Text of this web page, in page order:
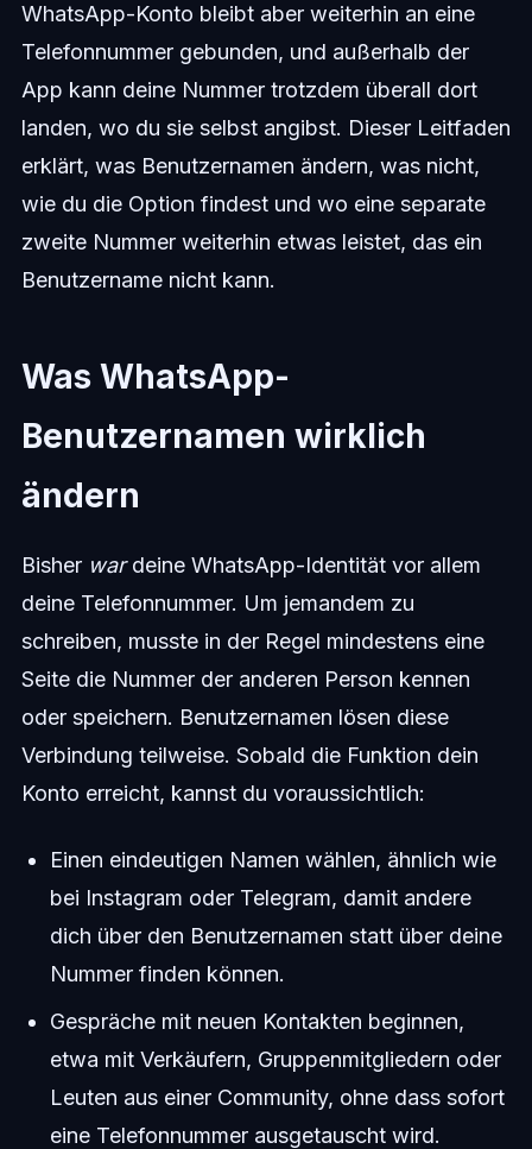
WhatsApp-Konto bleibt aber weiterhin an eine
Telefonnummer gebunden, und außerhalb der
App kann deine Nummer trotzdem überall dort
landen, wo du sie selbst angibst. Dieser Leitfaden
erklärt, was Benutzernamen ändern, was nicht,
wie du die Option findest und wo eine separate
zweite Nummer weiterhin etwas leistet, das ein
Benutzername nicht kann.
Was WhatsApp-
Benutzernamen wirklich
ändern
Bisher wardeine WhatsApp-Identität vor allem
deine Telefonnummer. Um jemandem zu
schreiben, musste in der Regel mindestens eine
Seite die Nummer der anderen Person kennen
oder speichern. Benutzernamen lösen diese
Verbindung teilweise. Sobald die Funktion dein
Konto erreicht, kannst du voraussichtlich:
Einen eindeutigen Namen wählen, ähnlich wie
bei Instagram oder Telegram, damit andere
dich über den Benutzernamen statt über deine
Nummer finden können.
Gespräche mit neuen Kontakten beginnen,
etwa mit Verkäufern, Gruppenmitgliedern oder
Leuten aus einer Community, ohne dass sofort
eine Telefonnummer ausgetauscht wird.